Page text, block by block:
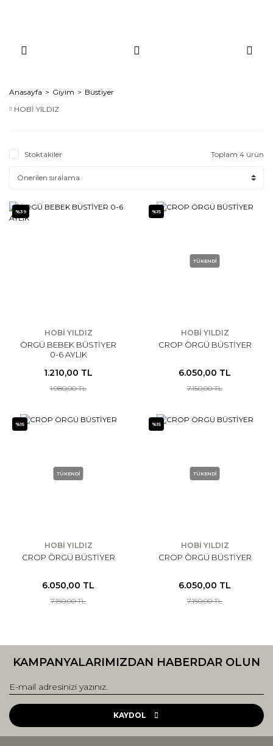
Anasayfa Giyim
Büstiyer
HOBİ YILDIZ
Stoktakiler Toplam 4 ürün
%39
HOBİ YILDIZ
ÖRGÜ BEBEK BÜSTİYER
0-6 AYLIK
1.210,00 TL
1.980,00 TL
%15
TÜKENDİ
HOBİ YILDIZ
CROP ÖRGÜ BÜSTİYER
6.050,00 TL
7.150,00 TL
%15
TÜKENDİ
HOBİ YILDIZ
CROP ÖRGÜ BÜSTİYER
6.050,00 TL
7.150,00 TL
%15
TÜKENDİ
HOBİ YILDIZ
CROP ÖRGÜ BÜSTİYER
6.050,00 TL
7.150,00 TL
KAMPANYALARIMIZDAN HABERDAR OLUN
KAYDOL